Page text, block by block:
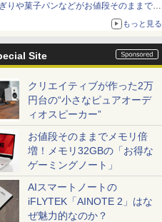
りや菓子パンなどがお値段そのままで最
もっと見る
Site
クリエイティブが作った2万
円台の“小さなピュアオーデ
ィオスピーカー”
お値段そのままでメモリ倍
増！メモリ32GBの「お得な
ゲーミングノート」
AIスマートノートの
iFLYTEK「AINOTE 2」はな
ぜ魅力的なのか？